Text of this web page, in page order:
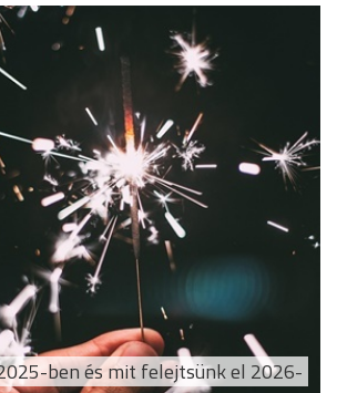
ben és mit felejtsünk el 2026-